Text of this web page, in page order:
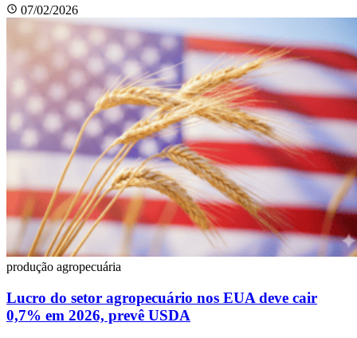
07/02/2026
produção agropecuária
Lucro do setor agropecuário nos EUA deve cair
0,7% em 2026, prevê USDA